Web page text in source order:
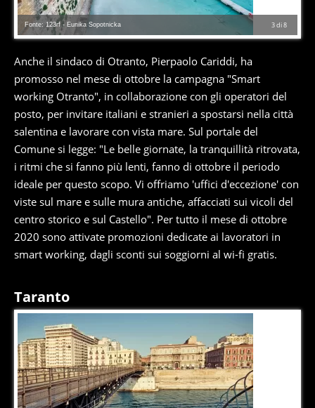
3di8
Fonte: 123rf - Eunika Sopotnicka
Anche il sindaco di Otranto, Pierpaolo Cariddi, ha
promosso nel mese di ottobre la campagna "Smart
working Otranto", in collaborazione con gli operatori del
posto, per invitare italiani e stranieri a spostarsi nella città
salentina e lavorare con vista mare. Sul portale del
Comune si legge: "Le belle giornate, la tranquillità ritrovata,
i ritmi che si fanno più lenti, fanno di ottobre il periodo
ideale per questo scopo. Vi offriamo 'uffici d'eccezione' con
viste sul mare e sulle mura antiche, affacciati sui vicoli del
centro storico e sul Castello". Per tutto il mese di ottobre
2020 sono attivate promozioni dedicate ai lavoratori in
smart working, dagli sconti sui soggiorni al wi-fi gratis.
Taranto